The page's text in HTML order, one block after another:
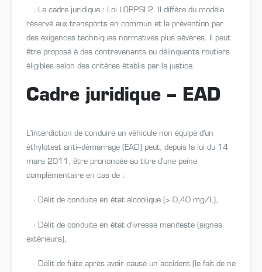
. Le cadre juridique : Loi LOPPSI 2. Il diffère du modèle
réservé aux transports en commun et la prévention par
des exigences techniques normatives plus sévères. Il peut
être proposé à des contrevenants ou délinquants routiers
éligibles selon des critères établis par la justice.
Cadre juridique – EAD
L'interdiction de conduire un véhicule non équipé d'un
éthylotest anti–démarrage (EAD) peut, depuis la loi du 14
mars 2011, être prononcée au titre d'une peine
complémentaire en cas de :
· Délit de conduite en état alcoolique (> 0,40 mg/L),
· Délit de conduite en état d'ivresse manifeste (signes
extérieurs),
· Délit de fuite après avoir causé un accident (le fait de ne